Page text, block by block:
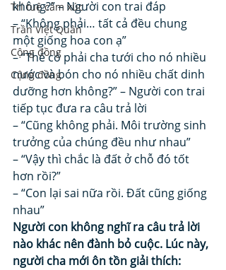
Trí tuệ cảm xúc
Trần Việt Quân
Cộng đồng
Cộng đồng
không?” – Người con trai đáp
– “Không phải… tất cả đều chung
một giống hoa con ạ”
– “Thế có phải cha tưới cho nó nhiều
nước và bón cho nó nhiều chất dinh
dưỡng hơn không?” – Người con trai
tiếp tục đưa ra câu trả lời
– “Cũng không phải. Môi trường sinh
trưởng của chúng đều như nhau”
– “Vậy thì chắc là đất ở chỗ đó tốt
hơn rồi?”
– “Con lại sai nữa rồi. Đất cũng giống
nhau”
Người con không nghĩ ra câu trả lời
nào khác nên đành bỏ cuộc. Lúc này,
người cha mới ôn tồn giải thích: